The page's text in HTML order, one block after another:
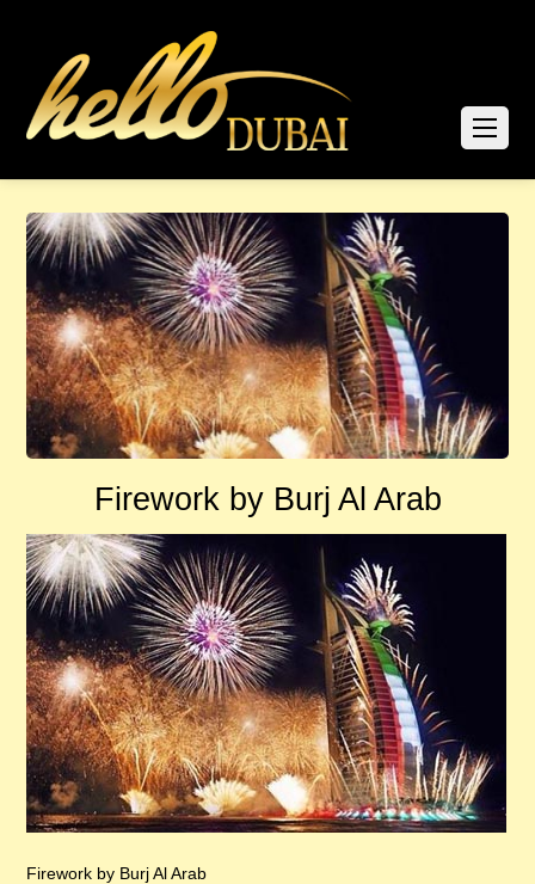
Firework by Burj Al Arab
Firework by Burj Al Arab